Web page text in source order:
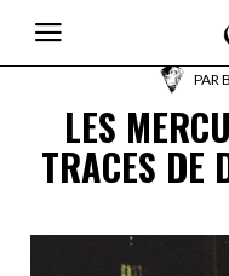
PAR
LES
TRACES DE